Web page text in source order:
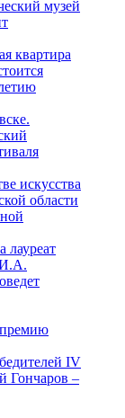
музей
квартира
искусства
области
лауреат
IV
Гончаров –